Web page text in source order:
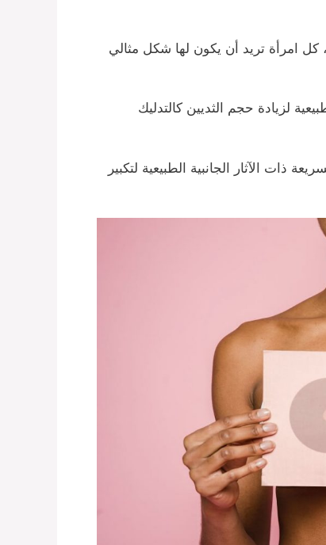
امرأة تريد أن يكون لها شكل مثالي
لزيادة حجم الثديين كالتدليك
الآثار الجانبية الطبيعية لتكبير